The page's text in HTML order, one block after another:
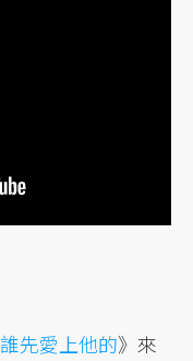
誰先愛上他的》來